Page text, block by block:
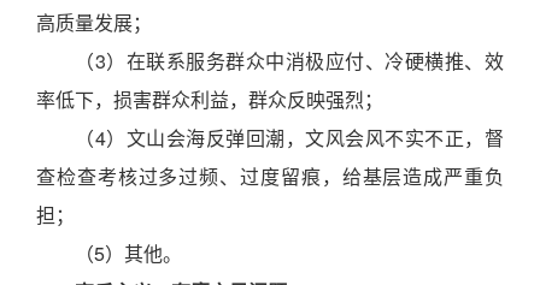
高质量发展；
（3）在联系服务群众中消极应付、冷硬横推、效
率低下，损害群众利益，群众反映强烈；
（4）文山会海反弹回潮，文风会风不实不正，督
查检查考核过多过频、过度留痕，给基层造成严重负
担；
（5）其他。